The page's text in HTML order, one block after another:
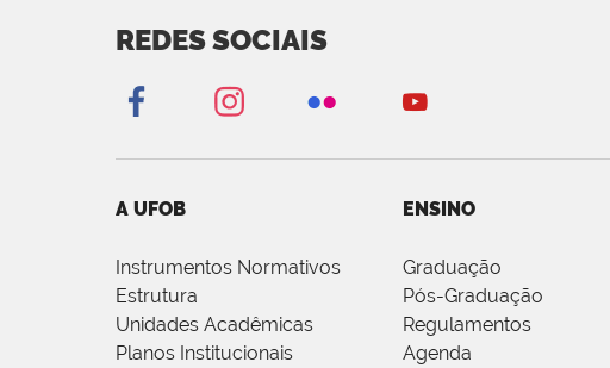
REDES SOCIAIS
A UFOB
Instrumentos Normativos
Estrutura
Unidades Acadêmicas
Planos Institucionais
ENSINO
Graduação
Pós-Graduação
Regulamentos
Agenda